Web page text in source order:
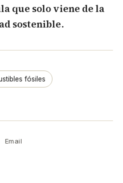
que solo viene de la
sostenible.
fósiles
Email